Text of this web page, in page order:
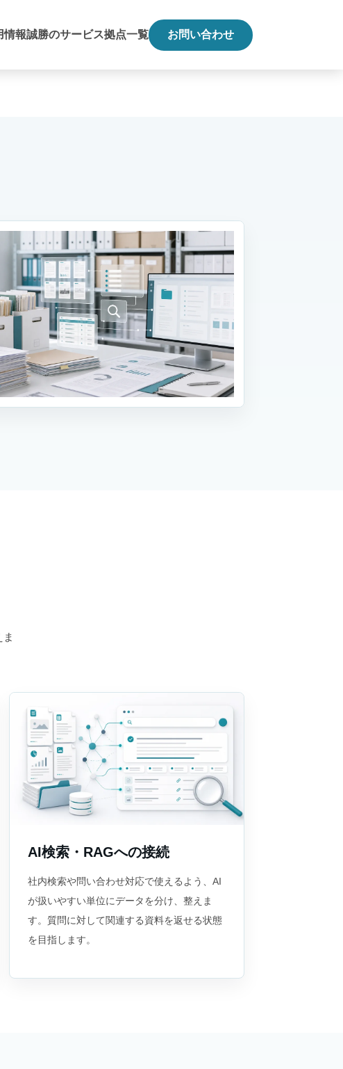
情報誠勝のサービス拠点一覧 お問い合わせ
AI検索・RAGへの接続
社内検索や問い合わせ対応で使えるよう、AI
が扱いやすい単位にデータを分け、整えま
す。質問に対して関連する資料を返せる状態
を目指します。